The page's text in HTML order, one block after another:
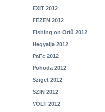
EXIT 2012
FEZEN 2012
Fishing on Orfű 2012
Hegyalja 2012
PaFe 2012
Pohoda 2012
Sziget 2012
SZIN 2012
VOLT 2012